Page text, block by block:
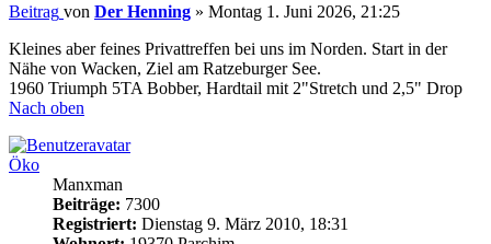
Beitrag von Der Henning » Montag 1. Juni 2026, 21:25
Kleines aber feines Privattreffen bei uns im Norden. Start in der
Nähe von Wacken, Ziel am Ratzeburger See.
1960 Triumph 5TA Bobber, Hardtail mit 2"Stretch und 2,5" Drop
Nach oben
Öko
Manxman
Beiträge: 7300
Registriert: Dienstag 9. März 2010, 18:31